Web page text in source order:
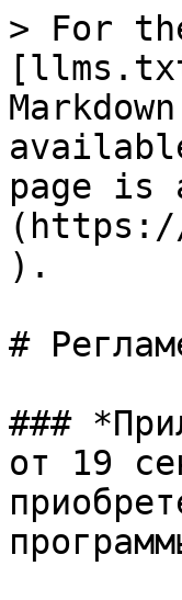
> For
page is
(https://
).
#
###
от 19